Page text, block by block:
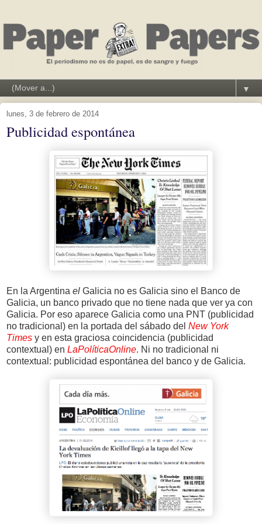
▼
lunes, 3 de febrero de 2014
Publicidad espontánea
En la Argentina el Galicia no es Galicia sino el Banco de
Galicia, un banco privado que no tiene nada que ver ya con
Galicia. Por eso aparece Galicia como una PNT (publicidad
no tradicional) en la portada del sábado del New York
Times y en esta graciosa coincidencia (publicidad
contextual) en LaPolíticaOnline. Ni no tradicional ni
contextual: publicidad espontánea del banco y de Galicia.